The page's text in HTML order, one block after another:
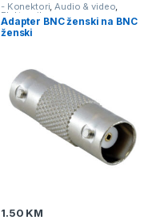
- Konektori,Audio & video,
Elektronika
Adapter BNC ženski na BNC
ženski
1.50 KM